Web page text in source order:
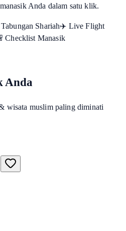
Anda dalam satu klik.
Shariah✈️ Live Flight
Checklist Manasik
Anda
wisata muslim paling diminati